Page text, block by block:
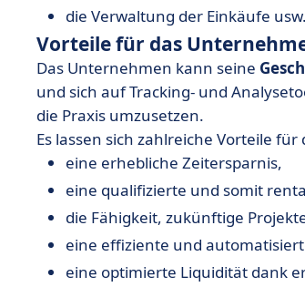
die Verwaltung der Einkäufe usw.
Vorteile für das
Das Unternehmen kann seine
und sich auf Tracking- und
die Praxis umzusetzen.
Es lassen sich zahlreiche Vorteile
eine erhebliche Zeitersparnis,
eine qualifizierte und somit
die Fähigkeit, zukünftige
eine effiziente und
eine optimierte Liquidität dank